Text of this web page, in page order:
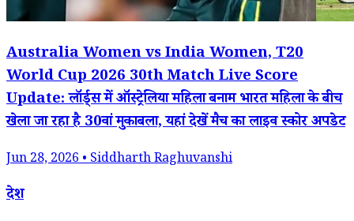
Australia Women vs India Women, T20
World Cup 2026 30th Match Live Score
Update: लॉर्ड्स में ऑस्ट्रेलिया महिला बनाम भारत महिला के बीच
खेला जा रहा है 30वां मुकाबला, यहां देखें मैच का लाइव स्कोर अपडेट
Jun 28, 2026 • Siddharth Raghuvanshi
देश